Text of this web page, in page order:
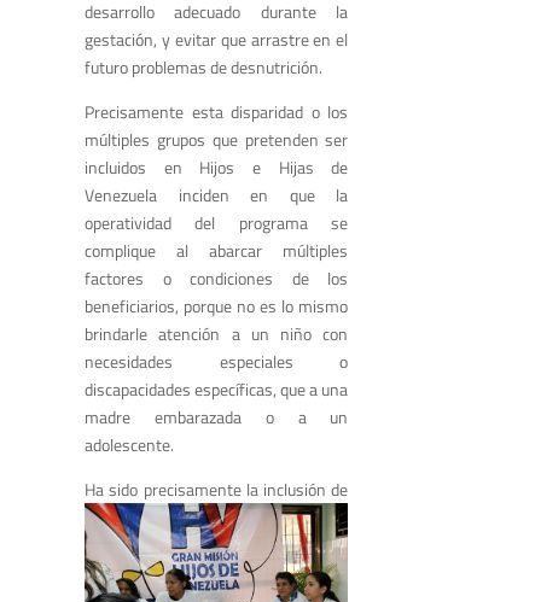
desarrollo adecuado durante la
gestación, y evitar que arrastre en el
futuro problemas de desnutrición.
Precisamente esta disparidad o los
múltiples grupos que pretenden ser
incluidos en Hijos e Hijas de
Venezuela inciden en que la
operatividad del programa se
complique al abarcar múltiples
factores o condiciones de los
beneficiarios, porque no es lo mismo
brindarle atención a un niño con
necesidades especiales o
discapacidades específicas, que a una
madre embarazada o a un
adolescente.
Ha sido precisamente la inclusión de